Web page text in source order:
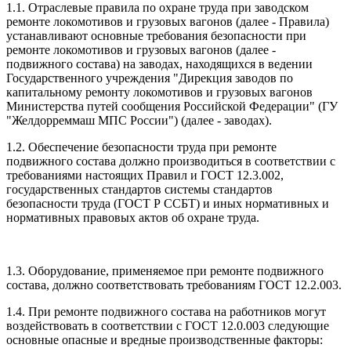
1.1. Отраслевые правила по охране труда при заводском
ремонте локомотивов и грузовых вагонов (далее - Правила)
устанавливают основные требования безопасности при
ремонте локомотивов и грузовых вагонов (далее -
подвижного состава) на заводах, находящихся в ведении
Государственного учреждения "Дирекция заводов по
капитальному ремонту локомотивов и грузовых вагонов
Министерства путей сообщения Российской Федерации" (ГУ
"Желдорреммаш МПС России") (далее - заводах).
1.2. Обеспечение безопасности труда при ремонте
подвижного состава должно производиться в соответствии с
требованиями настоящих Правил и ГОСТ 12.3.002,
государственных стандартов системы стандартов
безопасности труда (ГОСТ Р ССБТ) и иных нормативных и
нормативных правовых актов об охране труда.
1.3. Оборудование, применяемое при ремонте подвижного
состава, должно соответствовать требованиям ГОСТ 12.2.003.
1.4. При ремонте подвижного состава на работников могут
воздействовать в соответствии с ГОСТ 12.0.003 следующие
основные опасные и вредные производственные факторы: